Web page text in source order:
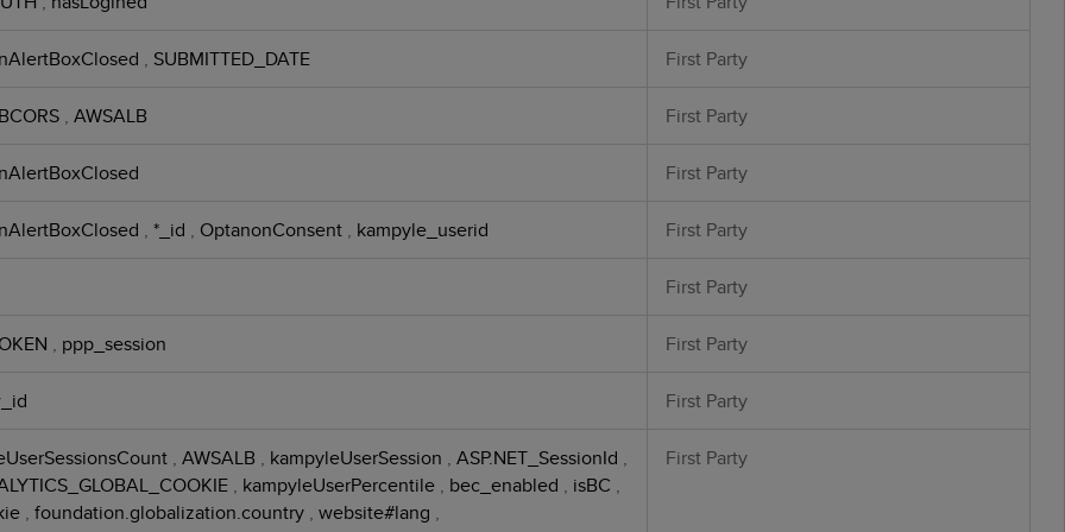
, SUBMITTED_DATE First Party
, AWSALB First Party
First Party
, *_id , OptanonConsent , kampyle_userid First Party
First Party
, ppp_session First Party
First Party
, AWSALB , kampyleUserSession , ASP.NET_SessionId ,
, kampyleUserPercentile , bec_enabled , isBC ,
, foundation.globalization.country , website#lang ,
First Party